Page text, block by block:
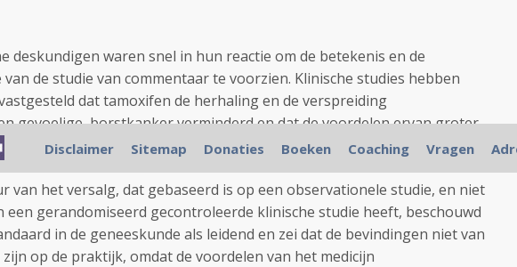
deskundigen waren snel in hun reactie om de betekenis en de
de studie van commentaar te voorzien. Klinische studies hebben
dat tamoxifen de herhaling en de verspreiding
gevoelige borstkanker verminderd en dat de voordelen ervan groter
risico's.
van het versalg, dat gebaseerd is op een observationele studie, en niet
een gerandomiseerd gecontroleerde klinische studie heeft, beschouwd
in de geneeskunde als leidend en zei dat de bevindingen niet van
op de praktijk, omdat de voordelen van het medicijn
Disclaimer Sitemap Donaties Boeken Coaching Vragen